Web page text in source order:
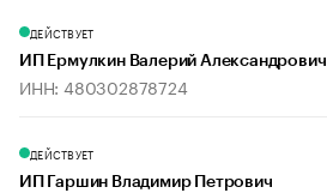
ДЕЙСТВУЕТ
ИП Ермулкин Валерий Александрович
ИНН: 480302878724
ДЕЙСТВУЕТ
ИП Гаршин Владимир Петрович